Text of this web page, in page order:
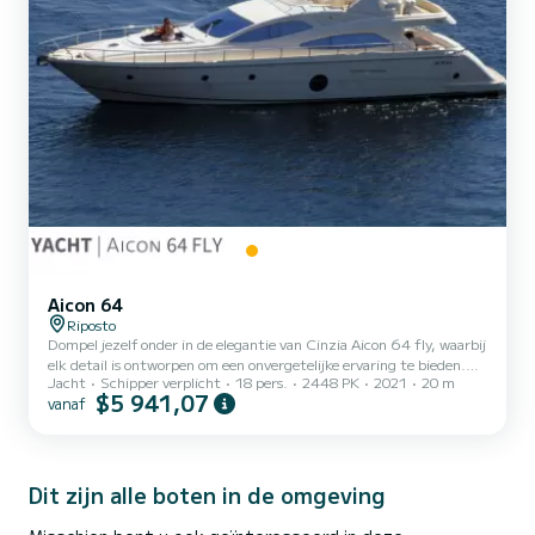
Aicon 64
Riposto
Dompel jezelf onder in de elegantie van Cinzia Aicon 64 fly, waarbij
elk detail is ontworpen om een onvergetelijke ervaring te bieden.
Met een adembenemend ontwerp en hoogwaardige afwerking
vangt dit jacht de essentie van hedendaagse luxe. Vaar weg naar
eigenaar, een VIP en een dubbele voor een totaal va...
Jacht Schipper verplicht 18 pers. 2448 PK 2021 20 m
vanaf $5 941,07
Dit zijn alle boten in de omgeving